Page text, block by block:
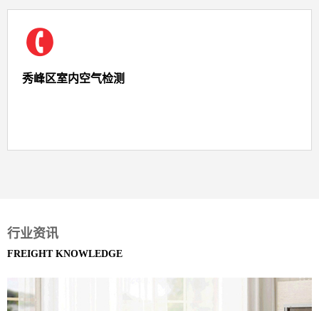
秀峰区室内空气检测
行业资讯
FREIGHT KNOWLEDGE